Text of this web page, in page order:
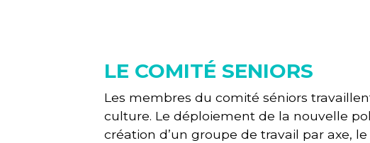
LE COMITÉ SENIORS
Les membres du comité séniors
culture. Le déploiement de la nouvelle
création d’un groupe de travail par axe,